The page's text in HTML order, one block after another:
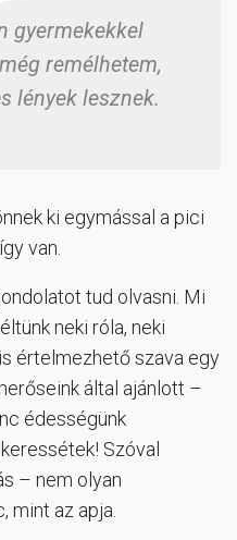
gyermekekkel
remélhetem,
lények lesznek.
ki egymással a pici
van.
tud olvasni. Mi
neki róla, neki
értelmezhető szava egy
által ajánlott –
édességünk
Szóval
– nem olyan
mint az apja.